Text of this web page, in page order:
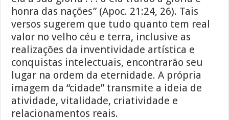
honra das nações” (Apoc. 21:24, 26). Tais
versos sugerem que tudo quanto tem real
valor no velho céu e terra, inclusive as
realizações da inventividade artística e
conquistas intelectuais, encontrarão seu
lugar na ordem da eternidade. A própria
imagem da “cidade” transmite a ideia de
atividade, vitalidade, criatividade e
relacionamentos reais.